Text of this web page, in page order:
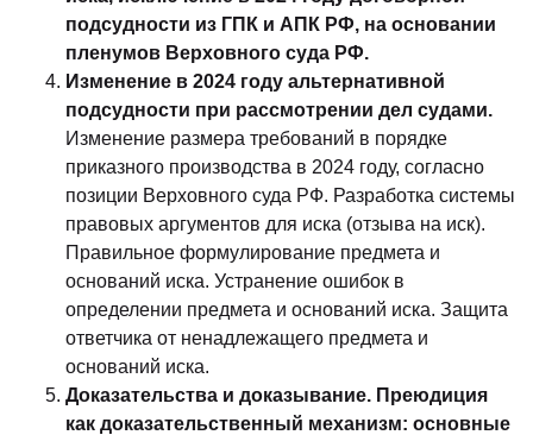
подсудности из ГПК и АПК РФ, на основании
пленумов Верховного суда РФ.
Изменение в 2024 году альтернативной
подсудности при рассмотрении дел судами.
Изменение размера требований в порядке
приказного производства в 2024 году, согласно
позиции Верховного суда РФ. Разработка системы
правовых аргументов для иска (отзыва на иск).
Правильное формулирование предмета и
оснований иска. Устранение ошибок в
определении предмета и оснований иска. Защита
ответчика от ненадлежащего предмета и
оснований иска.
Доказательства и доказывание. Преюдиция
как доказательственный механизм: основные